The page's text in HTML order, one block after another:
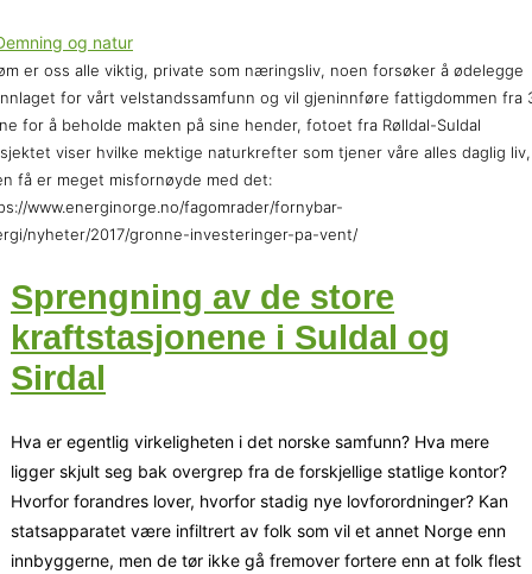
er oss alle viktig, private som næringsliv, noen forsøker å ødelegge
for vårt velstandssamfunn og vil gjeninnføre fattigdommen fra
for å beholde makten på sine hender, fotoet fra Rølldal-Suldal
viser hvilke mektige naturkrefter som tjener våre alles daglig liv,
få er meget misfornøyde med det:
www.energinorge.no/fagomrader/fornybar-
nyheter/2017/gronne-investeringer-pa-vent/
Sprengning av de store
kraftstasjonene i Suldal og
Sirdal
Hva er egentlig virkeligheten i det norske samfunn? Hva mere
ligger skjult seg bak overgrep fra de forskjellige statlige kontor?
Hvorfor forandres lover, hvorfor stadig nye lovforordninger? Kan
statsapparatet være infiltrert av folk som vil et annet Norge enn
innbyggerne, men de tør ikke gå fremover fortere enn at folk flest